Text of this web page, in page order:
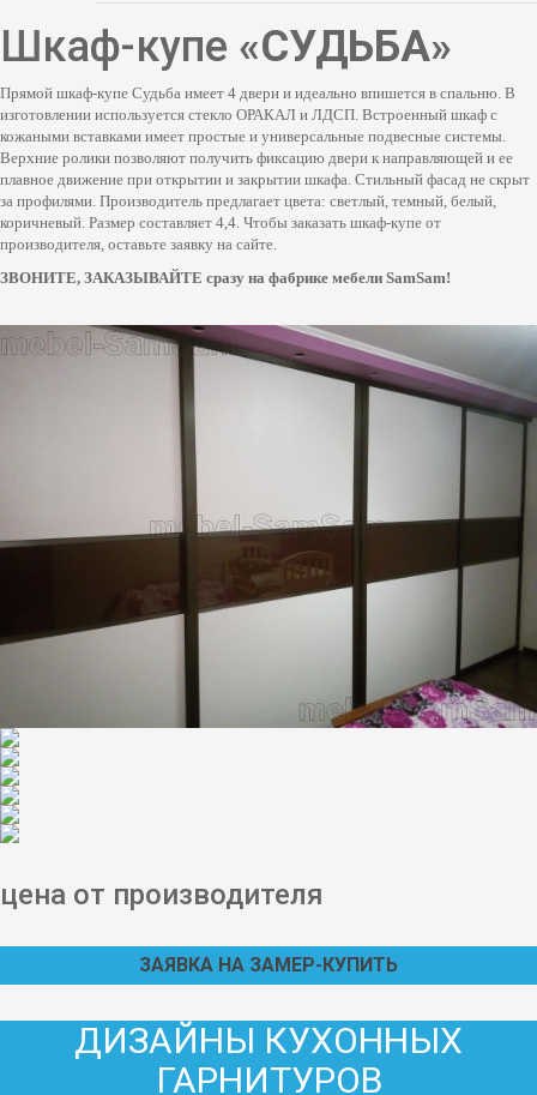
Шкаф-купе «СУДЬБА»
Прямой шкаф-купе Судьба имеет 4 двери и идеально впишется в спальню. В
изготовлении используется стекло ОРАКАЛ и ЛДСП. Встроенный шкаф с
кожаными вставками имеет простые и универсальные подвесные системы.
Верхние ролики позволяют получить фиксацию двери к направляющей и ее
плавное движение при открытии и закрытии шкафа. Стильный фасад не скрыт
за профилями. Производитель предлагает цвета: светлый, темный, белый,
коричневый. Размер составляет 4,4. Чтобы заказать шкаф-купе от
производителя, оставьте заявку на сайте.
ЗВОНИТЕ, ЗАКАЗЫВАЙТЕ сразу на фабрике мебели SamSam!
цена от производителя
ЗАЯВКА НА ЗАМЕР-КУПИТЬ
ДИЗАЙНЫ КУХОННЫХ
ГАРНИТУРОВ